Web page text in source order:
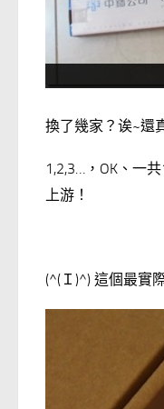
換了幾家？诶~還
1,2,3…，OK、一
上游！
(^(Ｉ)^) 這個最實